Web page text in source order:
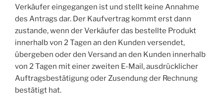
Verkäufer eingegangen ist und stellt keine Annahme
des Antrags dar. Der Kaufvertrag kommt erst dann
zustande, wenn der Verkäufer das bestellte Produkt
innerhalb von 2 Tagen an den Kunden versendet,
übergeben oder den Versand an den Kunden innerhalb
von 2 Tagen mit einer zweiten E-Mail, ausdrücklicher
Auftragsbestätigung oder Zusendung der Rechnung
bestätigt hat.